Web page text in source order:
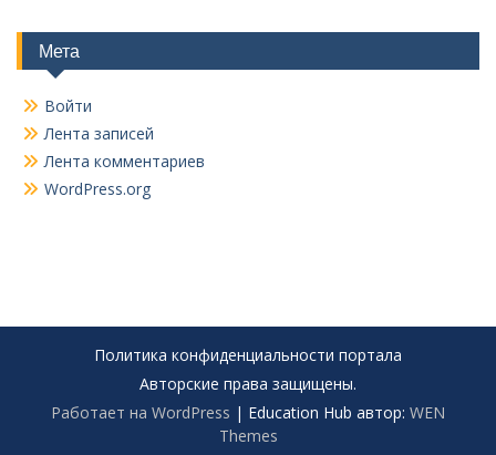
Мета
Войти
Лента записей
Лента комментариев
WordPress.org
Политика конфиденциальности портала
Авторские права защищены.
Работает на WordPress | Education Hub автор: WEN
Themes